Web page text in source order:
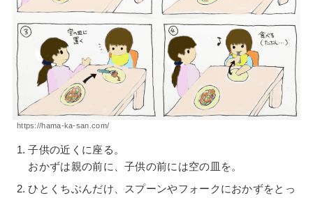
https://hama-ka-san.com/
子供の近くに座る。
おかずは親の前に、子供の前には空の皿を。
ひとくちぶんだけ、スプーンやフォークにおかずをとっ